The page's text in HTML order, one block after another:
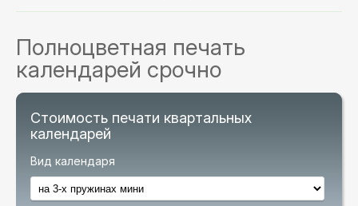
Полноцветная печать
календарей срочно
Стоимость печати квартальных
календарей
Вид календаря